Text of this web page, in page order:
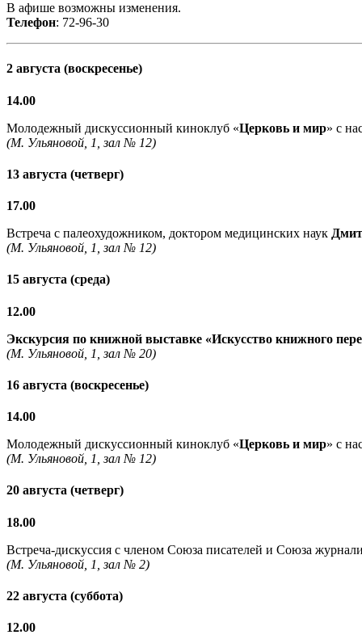
В афише возможны изменения.
Телефон: 72-96-30
2 августа (воскресенье)
14.00
Молодежный дискуссионный киноклуб «Церковь и мир» с
(М. Ульяновой, 1, зал № 12)
13 августа (четверг)
17.00
Встреча с палеохудожником, доктором медицинских наук
(М. Ульяновой, 1, зал № 12)
15 августа (среда)
12.00
Экскурсия по книжной выставке «Искусство книжного
(М. Ульяновой, 1, зал № 20)
16 августа (воскресенье)
14.00
Молодежный дискуссионный киноклуб «Церковь и мир» с
(М. Ульяновой, 1, зал № 12)
20 августа (четверг)
18.00
Встреча-дискуссия с членом Союза писателей и Союза
(М. Ульяновой, 1, зал № 2)
22 августа (суббота)
12.00